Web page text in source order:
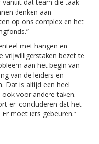
dat team die taak
denken aan
op ons complex en het
met hangen en
vrijwilligerstaken bezet te
aan het begin van
van de leiders en
Dat is altijd een heel
voor andere taken.
en concluderen dat het
moet iets gebeuren.”